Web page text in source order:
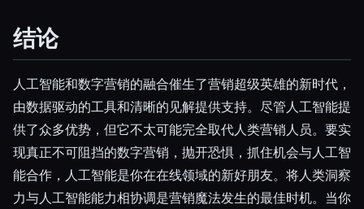
结论
人工智能和数字营销的融合催生了营销超级英雄的新时代，
由数据驱动的工具和清晰的见解提供支持。尽管人工智能提
供了众多优势，但它不太可能完全取代人类营销人员。要实
现真正不可阻挡的数字营销，抛开恐惧，抓住机会与人工智
能合作，人工智能是你在在线领域的新好朋友。将人类洞察
力与人工智能能力相协调是营销魔法发生的最佳时机。当你